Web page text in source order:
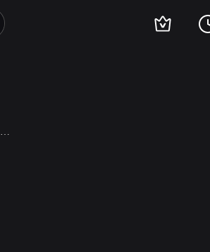
劳拉·弗林·鲍尔